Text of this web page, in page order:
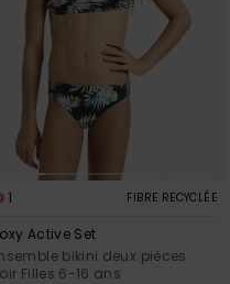
1 FIBRE RECYCLÉE
Active Set
bikini deux pièces
Filles 6-16 ans